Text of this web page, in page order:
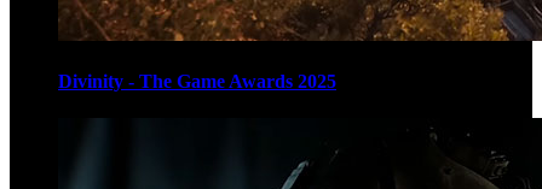
Divinity - The Game Awards 2025